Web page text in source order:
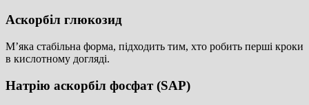
Аскорбіл глюкозид
М’яка стабільна форма, підходить тим, хто робить перші кроки
в кислотному догляді.
Натрію аскорбіл фосфат (SAP)